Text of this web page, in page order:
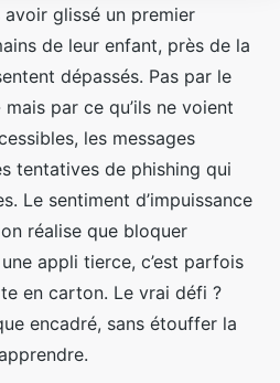
glissé un premier
de leur enfant, près de la
dépassés. Pas par le
par ce qu’ils ne voient
les messages
tentatives de phishing qui
Le sentiment d’impuissance
réalise que bloquer
appli tierce, c’est parfois
en carton. Le vrai défi ?
encadré, sans étouffer la